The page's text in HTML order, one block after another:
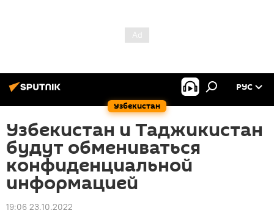
Узбекистан
РУС
Узбекистан и Таджикистан
будут обмениваться
конфиденциальной
информацией
19:06 23.10.2022